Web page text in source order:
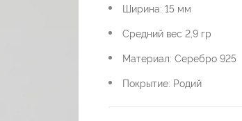
Ширина: 15 мм
Средний вес 2,9 гр
Материал: Серебро 925
Покрытие: Родий